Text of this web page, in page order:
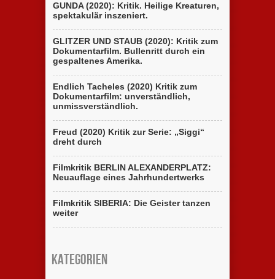
GUNDA (2020): Kritik. Heilige Kreaturen,
spektakulär inszeniert.
GLITZER UND STAUB (2020): Kritik zum
Dokumentarfilm. Bullenritt durch ein
gespaltenes Amerika.
Endlich Tacheles (2020) Kritik zum
Dokumentarfilm: unverständlich,
unmissverständlich.
Freud (2020) Kritik zur Serie: „Siggi“
dreht durch
Filmkritik BERLIN ALEXANDERPLATZ:
Neuauflage eines Jahrhundertwerks
Filmkritik SIBERIA: Die Geister tanzen
weiter
Kategorien